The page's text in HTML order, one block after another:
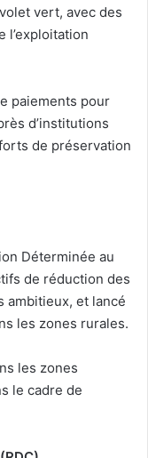
vert, avec des
l’exploitation
paiements pour
d’institutions
de préservation
Déterminée au
de réduction des
ambitieux, et lancé
les zones rurales.
les zones
le cadre de